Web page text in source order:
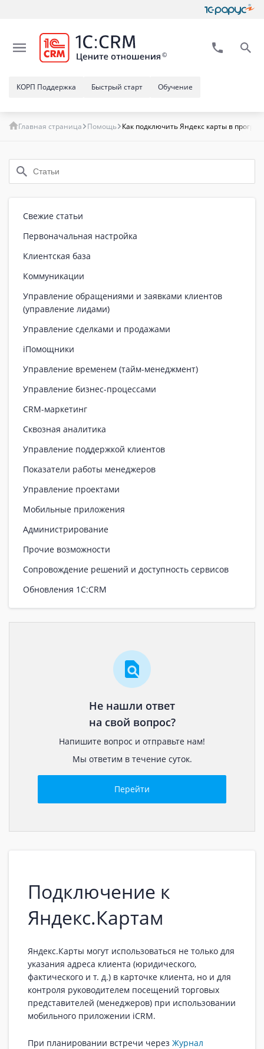
Обучение
Быстрый старт
КОРП Поддержка
Главная страница Помощь Как подключить Яндекс карты в
Подключение к
Яндекс.Картам
Яндекс.Карты могут использоваться не только для
указания адреса клиента (юридического,
фактического и т. д.) в карточке клиента, но и для
контроля руководителем посещений торговых
представителей (менеджеров) при использовании
мобильного приложении iCRM.
При планировании встречи через Журнал
Свежие статьи
Первоначальная настройка
Клиентская база
Коммуникации
Управление обращениями и заявками клиентов
(управление лидами)
Управление сделками и продажами
iПомощники
Управление временем (тайм-менеджмент)
Управление бизнес-процессами
CRM-маркетинг
Сквозная аналитика
Управление поддержкой клиентов
Показатели работы менеджеров
Управление проектами
Мобильные приложения
Администрирование
Прочие возможности
Сопровождение решений и доступность сервисов
Обновления 1С:CRM
Не нашли ответ
на свой вопрос?
Напишите вопрос и отправьте нам!
Мы ответим в течение суток.
Перейти